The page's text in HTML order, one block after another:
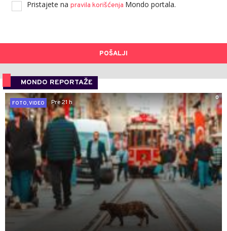
Pristajete na pravila korišćenja Mondo portala.
POŠALJI
MONDO REPORTAŽE
0
FOTO, VIDEO
Pre 21 h